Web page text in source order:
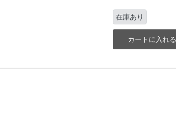
在庫あり
カートに入れる